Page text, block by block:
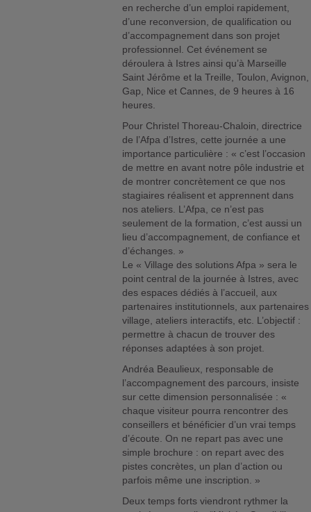
en recherche d’un emploi rapidement,
d’une reconversion, de qualification ou
d’accompagnement dans son projet
professionnel. Cet événement se
déroulera à Istres ainsi qu’à Marseille
Saint Jérôme et la Treille, Toulon, Avignon,
Gap, Nice et Cannes, de 9 heures à 16
heures.
Pour Christel Thoreau-Chaloin, directrice
de l’Afpa d’Istres, cette journée a une
importance particulière : « c’est l’occasion
de mettre en avant notre pôle industrie et
de montrer concrètement ce que nos
stagiaires réalisent et apprennent dans
nos ateliers. L’Afpa, ce n’est pas
seulement de la formation, c’est aussi un
lieu d’accompagnement, de confiance et
d’échanges. »
Le « Village des solutions Afpa » sera le
point central de la journée à Istres, avec
des espaces dédiés à l’accueil, aux
partenaires institutionnels, aux partenaires
village, ateliers interactifs, etc. L’objectif :
permettre à chacun de trouver des
réponses adaptées à son projet.
Andréa Beaulieux, responsable de
l’accompagnement des parcours, insiste
sur cette dimension personnalisée : «
chaque visiteur pourra rencontrer des
conseillers et bénéficier d’un vrai temps
d’écoute. On ne repart pas avec une
simple brochure : on repart avec des
pistes concrètes, un plan d’action ou
parfois même une inscription. »
Deux temps forts viendront rythmer la